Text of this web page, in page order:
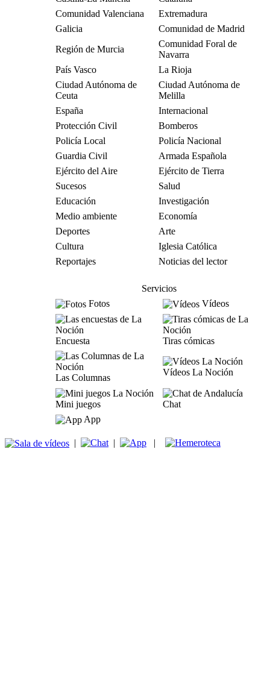
Comunidad Valenciana
Extremadura
Galicia
Comunidad de Madrid
Región de Murcia
Comunidad Foral de
Navarra
País Vasco
La Rioja
Ciudad Autónoma de
Ceuta
Ciudad Autónoma de
Melilla
España
Internacional
Protección Civil
Bomberos
Policía Local
Policía Nacional
Guardia Civil
Armada Española
Ejército del Aire
Ejército de Tierra
Sucesos
Salud
Educación
Investigación
Medio ambiente
Economía
Deportes
Arte
Cultura
Iglesia Católica
Reportajes
Noticias del lector
Servicios
Fotos
Vídeos
Encuesta Tiras cómicas
Las Columnas
Vídeos La Noción
Mini juegos
Chat
App
| | |